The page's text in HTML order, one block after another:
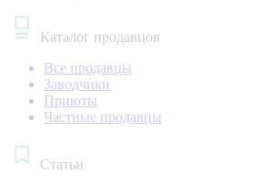
Каталог продавцов
Все продавцы
Заводчики
Приюты
Частные продавцы
Статьи